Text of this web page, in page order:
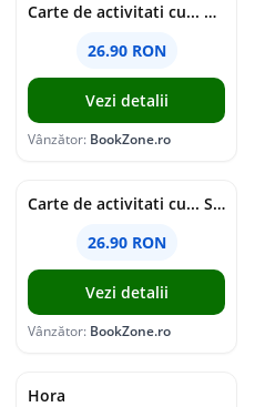
Carte de activitati cu... Avioane
26.90 RON
Vezi detalii
Vânzător: BookZone.ro
Carte de activitati cu... Spatiul cosmic
26.90 RON
Vezi detalii
Vânzător: BookZone.ro
Hora